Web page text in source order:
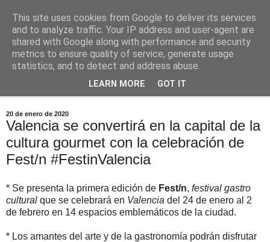
Comoju
La Cocina del Día a Día y el día a día de la Gastronomía
20 de enero de 2020
Valencia se convertirá en la capital de la
cultura gourmet con la celebración de
Fest/n #FestinValencia
* Se presenta la primera edición de Fest/n, festival gastro
cultural que se celebrará en Valencia del 24 de enero al 2
de febrero en 14 espacios emblemáticos de la ciudad.
* Los amantes del arte y de la gastronomía podrán disfrutar
This site uses cookies from Google to deliver its services
and to analyze traffic. Your IP address and user-agent are
shared with Google along with performance and security
metrics to ensure quality of service, generate usage
statistics, and to detect and address abuse.
LEARN MORE GOT IT